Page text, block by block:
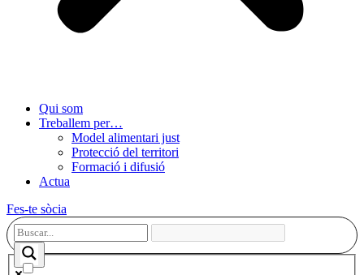
Qui som
Treballem per…
Model alimentari just
Protecció del territori
Formació i difusió
Actua
Fes-te sòcia